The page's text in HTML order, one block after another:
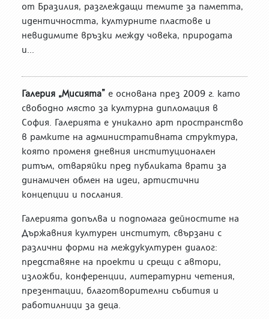
от Бразилия, разглеждащи темите за паметта,
идентичността, културните пластове и
невидимите връзки между човека, природата
и...
Галерия „Мисията” е основана през 2009 г. като
свободно място за културна дипломация в
София. Галерията е уникално арт пространство
в рамките на административната структура,
която променя дневния институционален
ритъм, отваряйки пред публиката врати за
динамичен обмен на идеи, артистични
концепции и послания.
Галерията допълва и подпомага дейностите на
Държавния културен институт, свързани с
различни форми на междукултурен диалог:
представяне на проекти и срещи с автори,
изложби, конференции, литературни четения,
презентации, благотворителни събития и
работилници за деца.